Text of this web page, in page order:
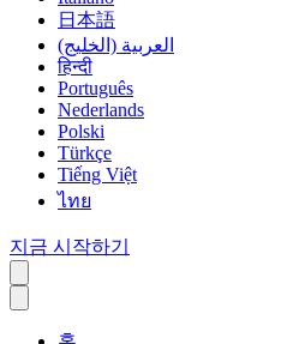
日本語
العربية (الخليج)
हिन्दी
Português
Nederlands
Polski
Türkçe
Tiếng Việt
ไทย
지금 시작하기